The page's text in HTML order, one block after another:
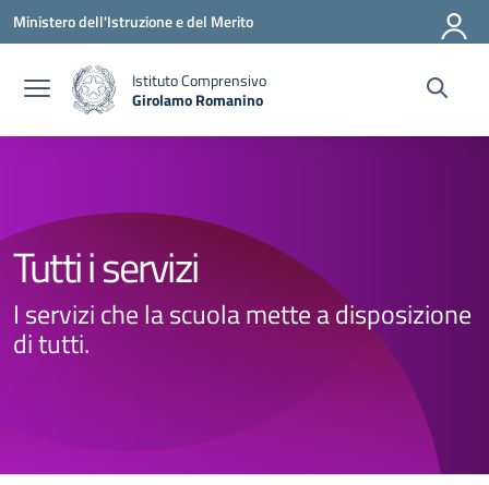
Vai ai contenuti
Vai al menu di navigazione
Vai al footer
Ministero dell'Istruzione e del Merito
Istituto Comprensivo
Girolamo Romanino
Tutti i servizi
I servizi che la scuola mette a disposizione
di tutti.